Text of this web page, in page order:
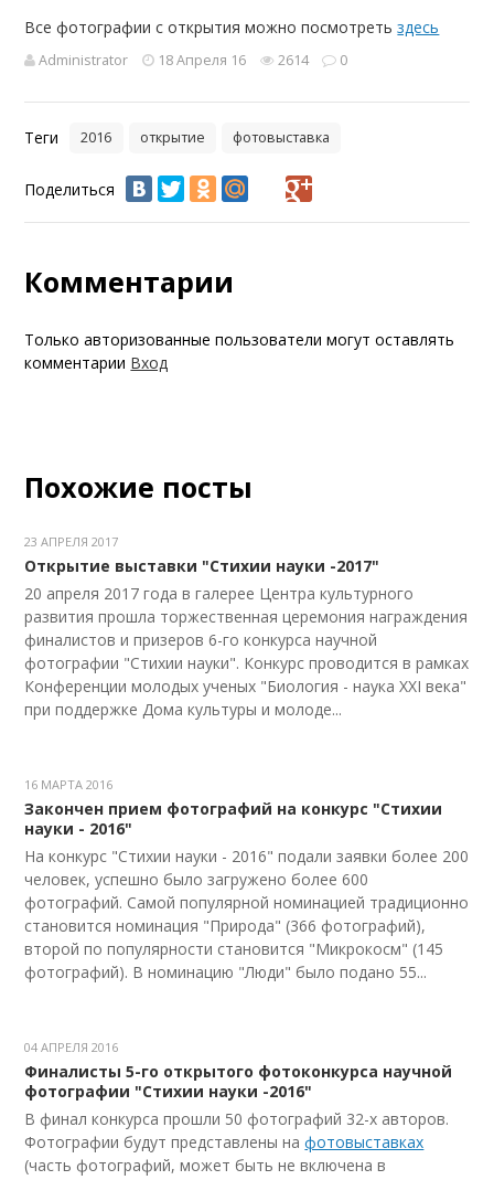
Все фотографии с открытия можно посмотретьздесь
Administrator 18 Апреля 16 2614 0
Теги 2016 открытие фотовыставка
Поделиться
Комментарии
Только авторизованные пользователи могут оставлять
комментарии Вход
Похожие посты
23 АПРЕЛЯ 2017
Открытие выставки "Стихии науки -2017"
20 апреля 2017 года в галерее Центра культурного
развития прошла торжественная церемония награждения
финалистов и призеров 6-го конкурса научной
фотографии "Стихии науки". Конкурс проводится в рамках
Конференции молодых ученых "Биология - наука XXI века"
при поддержке Дома культуры и молоде...
16 МАРТА 2016
Закончен прием фотографий на конкурс "Стихии
науки - 2016"
На конкурс "Стихии науки - 2016" подали заявки более 200
человек, успешно было загружено более 600
фотографий. Самой популярной номинацией традиционно
становится номинация "Природа" (366 фотографий),
второй по популярности становится "Микрокосм" (145
фотографий). В номинацию "Люди" было подано 55...
04 АПРЕЛЯ 2016
Финалисты 5-го открытого фотоконкурса научной
фотографии "Стихии науки -2016"
В финал конкурса прошли 50 фотографий 32-х авторов.
Фотографии будут представлены нафотовыставках
(часть фотографий, может быть не включена в